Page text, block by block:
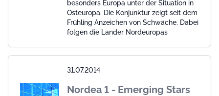
besonders Europa unter der Situation in
Osteuropa. Die Konjunktur zeigt seit dem
Frühling Anzeichen von Schwäche. Dabei
folgen die Länder Nordeuropas
31.07.2014
Nordea 1 - Emerging Stars